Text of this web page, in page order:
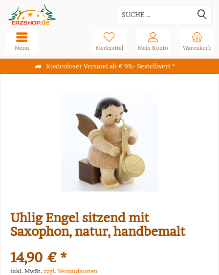
Kostenloser Versand ab € 99,- Bestellwert *
Warenkorb
Merkzettel Mein Konto
Menü
Uhlig Engel sitzend mit
Saxophon, natur, handbemalt
14,90 € *
inkl. MwSt. zzgl. Versandkosten